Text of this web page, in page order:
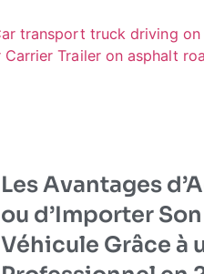
Les Avantages
ou d’Importer Son
Véhicule Grâce à